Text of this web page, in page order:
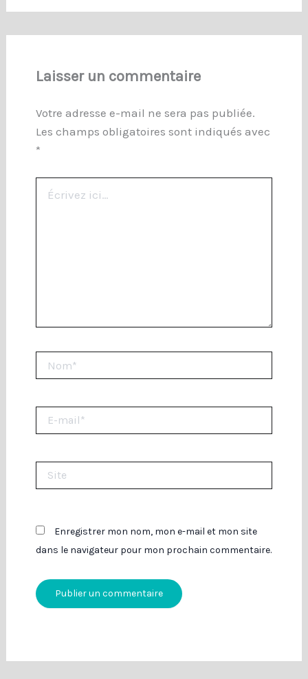
Laisser un commentaire
Votre adresse e-mail ne sera pas publiée.
Les champs obligatoires sont indiqués avec
*
ici…
mail*
Enregistrer mon nom, mon e-mail et mon site
dans le navigateur pour mon prochain commentaire.